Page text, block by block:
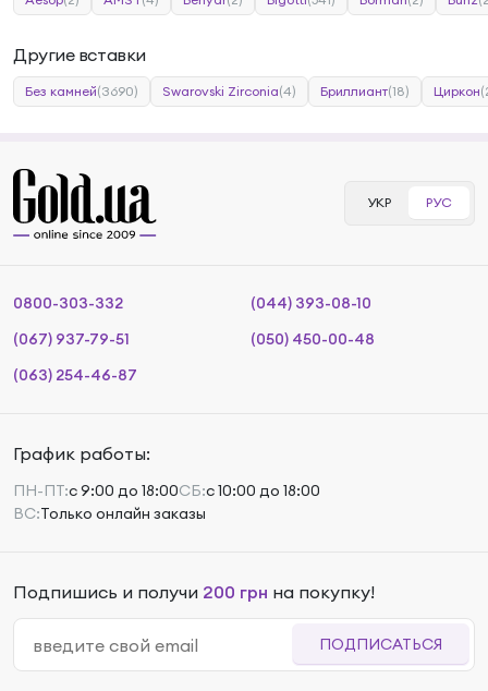
Другие вставки
Без камней(3690) Swarovski Zirconia(4) Бриллиант(18) Циркон
УКР РУС
0800-303-332
(044) 393-08-10
(067) 937-79-51
(050) 450-00-48
(063) 254-46-87
График работы:
ПН-ПТ:с 9:00 до 18:00СБ:с 10:00 до 18:00
ВС:Только онлайн заказы
Подпишись и получи 200 грн на покупку!
ПОДПИСАТЬСЯ